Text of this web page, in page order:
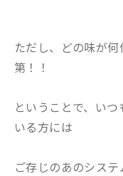
ただし、どの味が
第！！
ということで、い
いる方には
ご存じのあのシステ